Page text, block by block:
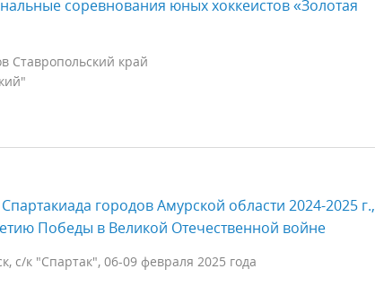
соревнования юных хоккеистов «Золотая
Ставропольский край
городов Амурской области 2024-2025 г.,
Победы в Великой Отечественной войне
с/к "Спартак", 06-09 февраля 2025 года